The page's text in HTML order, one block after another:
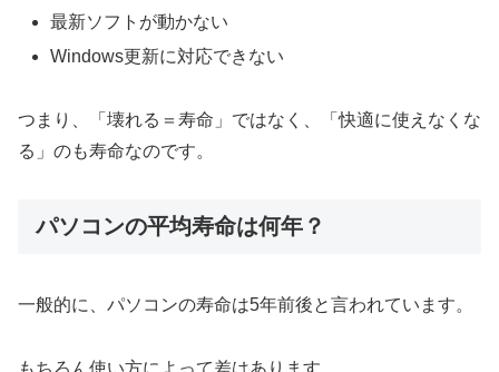
最新ソフトが動かない
Windows更新に対応できない
つまり、「壊れる＝寿命」ではなく、「快適に使えなくな
る」のも寿命なのです。
パソコンの平均寿命は何年？
一般的に、パソコンの寿命は5年前後と言われています。
もちろん使い方によって差はあります。